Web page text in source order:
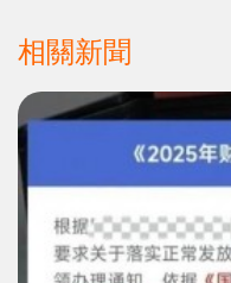
相關新聞